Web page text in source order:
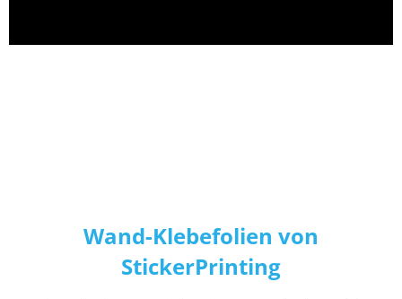
Wand-Klebefolien von
StickerPrinting